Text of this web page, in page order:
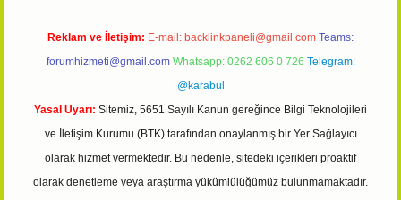
Reklam ve İletişim: E-mail: backlinkpaneli@gmail.com Teams:
forumhizmeti@gmail.com Whatsapp: 0262 606 0 726 Telegram:
@karabul
Yasal Uyarı: Sitemiz, 5651 Sayılı Kanun gereğince Bilgi Teknolojileri
ve İletişim Kurumu (BTK) tarafından onaylanmış bir Yer Sağlayıcı
olarak hizmet vermektedir. Bu nedenle, sitedeki içerikleri proaktif
olarak denetleme veya araştırma yükümlülüğümüz bulunmamaktadır.